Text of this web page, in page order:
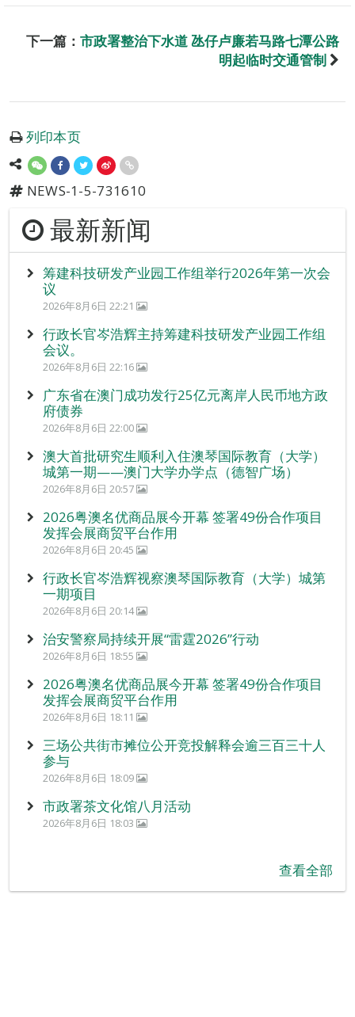
下一篇： 市政署整治下水道 氹仔卢廉若马路七潭公路
明起临时交通管制
列印本页
NEWS-1-5-731610
最新新闻
筹建科技研发产业园工作组举行2026年第一次会
议
2026年8月6日 22:21
行政长官岑浩辉主持筹建科技研发产业园工作组
会议。
2026年8月6日 22:16
广东省在澳门成功发行25亿元离岸人民币地方政
府债券
2026年8月6日 22:00
澳大首批研究生顺利入住澳琴国际教育（大学）
城第一期——澳门大学办学点（德智广场）
2026年8月6日 20:57
2026粤澳名优商品展今开幕 签署49份合作项目
发挥会展商贸平台作用
2026年8月6日 20:45
行政长官岑浩辉视察澳琴国际教育（大学）城第
一期项目
2026年8月6日 20:14
治安警察局持续开展“雷霆2026”行动
2026年8月6日 18:55
2026粤澳名优商品展今开幕 签署49份合作项目
发挥会展商贸平台作用
2026年8月6日 18:11
三场公共街市摊位公开竞投解释会逾三百三十人
参与
2026年8月6日 18:09
市政署茶文化馆八月活动
2026年8月6日 18:03
查看全部